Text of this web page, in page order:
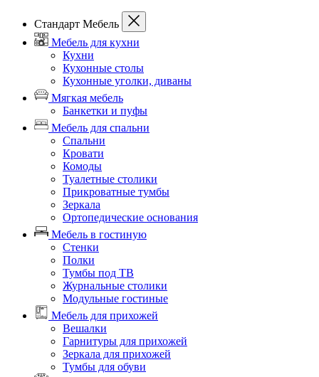
Стандарт Мебель
Мебель для кухни
Кухни
Кухонные столы
Кухонные уголки, диваны
Мягкая мебель
Банкетки и пуфы
Мебель для спальни
Спальни
Кровати
Комоды
Туалетные столики
Прикроватные тумбы
Зеркала
Ортопедические основания
Мебель в гостиную
Стенки
Полки
Тумбы под ТВ
Журнальные столики
Модульные гостиные
Мебель для прихожей
Вешалки
Гарнитуры для прихожей
Зеркала для прихожей
Тумбы для обуви